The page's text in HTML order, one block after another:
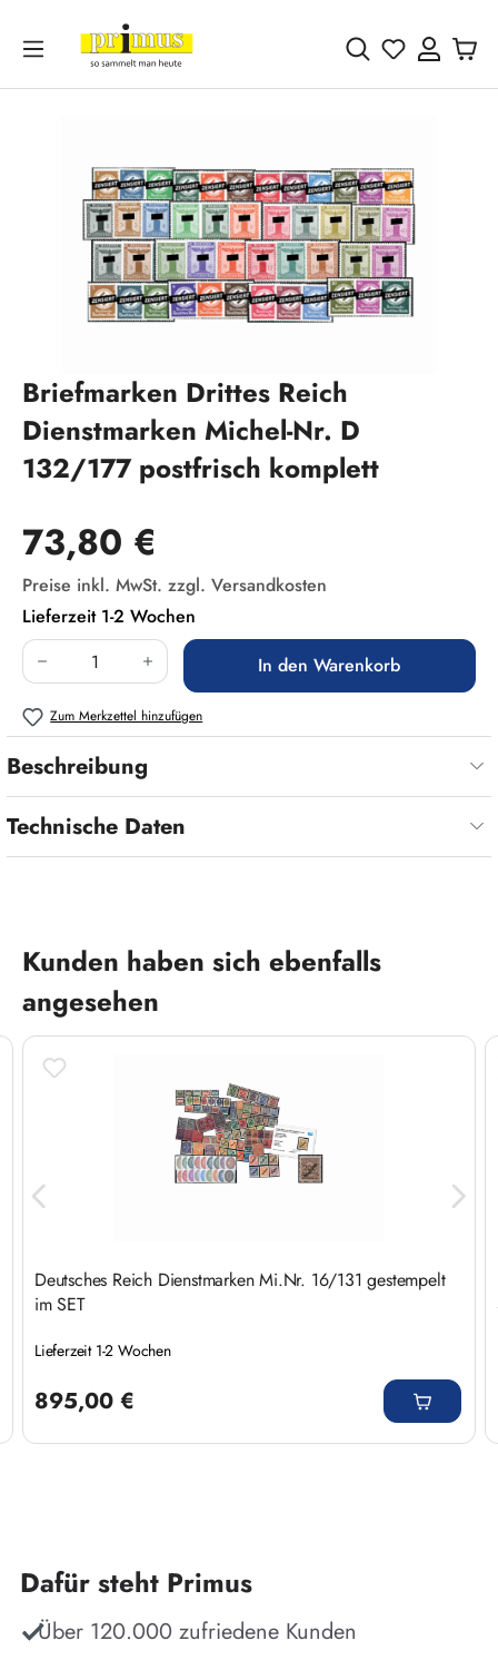
Zum Hauptinhalt springen
Du hast 0
Briefmarken Drittes Reich
Dienstmarken Michel-Nr. D
132/177 postfrisch komplett
Regulärer Preis:
73,80 €
Preise inkl. MwSt. zzgl. Versandkosten
Lieferzeit 1-2 Wochen
Produkt Anzahl: Gib den gewünschten Wert
In den Warenkorb
Zum Merkzettel hinzufügen
Beschreibung
Technische Daten
Produktgalerie überspringen
Kunden haben sich ebenfalls
angesehen
Deutsches Reich Dienstmarken Mi.Nr. 16/131 gestempelt
im SET
Lieferzeit 1-2 Wochen
895,00 €
Dafür steht Primus
Über 120.000 zufriedene Kunden